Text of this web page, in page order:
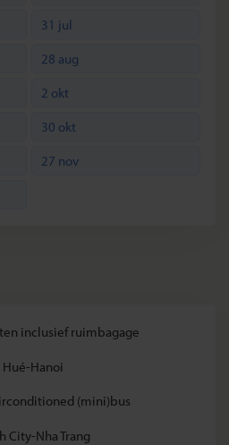
31 jul
28 aug
2 okt
30 okt
27 nov
inclusief ruimbagage
Hué-Hanoi
(mini)bus
City-Nha Trang